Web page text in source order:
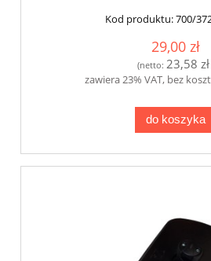
Kod produktu:700/
29,00 zł
(netto: 23,58 zł
zawiera 23% VAT, bez
do koszyka